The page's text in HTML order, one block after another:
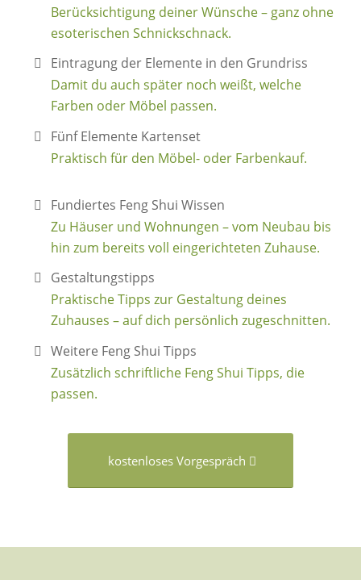
Berücksichtigung deiner Wünsche – ganz ohne
esoterischen Schnickschnack.
Eintragung der Elemente in den Grundriss
Damit du auch später noch weißt, welche
Farben oder Möbel passen.
Fünf Elemente Kartenset
Praktisch für den Möbel- oder Farbenkauf.
Fundiertes Feng Shui Wissen
Zu Häuser und Wohnungen – vom Neubau bis
hin zum bereits voll eingerichteten Zuhause.
Gestaltungstipps
Praktische Tipps zur Gestaltung deines
Zuhauses – auf dich persönlich zugeschnitten.
Weitere Feng Shui Tipps
Zusätzlich schriftliche Feng Shui Tipps, die
passen.
kostenloses Vorgespräch